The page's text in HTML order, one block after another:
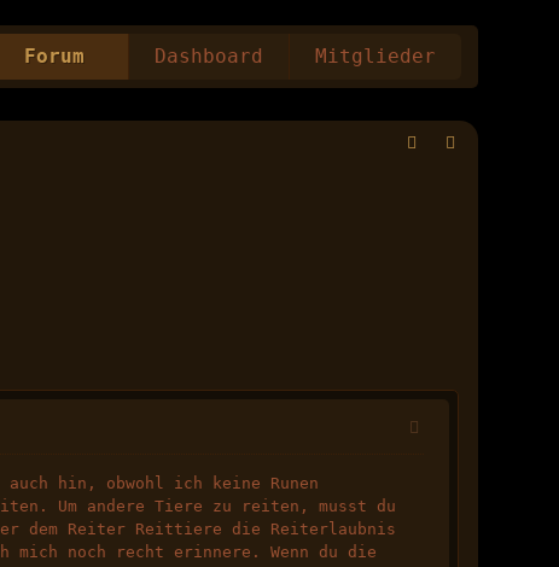
Forum Dashboard Mitglieder
hin, obwohl ich keine Runen
Um andere Tiere zu reiten, musst du
dem Reiter Reittiere die Reiterlaubnis
mich noch recht erinnere. Wenn du die